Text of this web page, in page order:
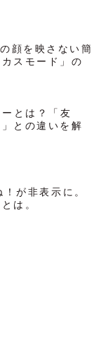
顔を映さない簡
スモード」の
とは？「友
との違いを解
が非表示に。
は。